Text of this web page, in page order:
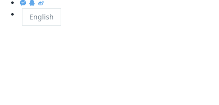
English
化学方法和生物方法，虽然在一定程度上能够去除这些有害物质，但往往
存在着处理效率低、成本高或对环境影响大等缺点。